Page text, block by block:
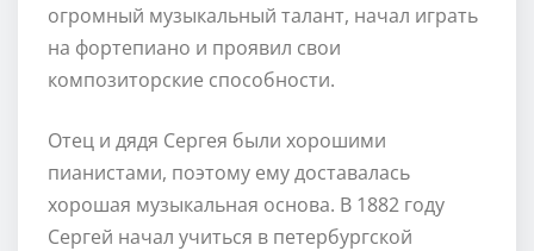
огромный музыкальный талант, начал играть
на фортепиано и проявил свои
композиторские способности.
Отец и дядя Сергея были хорошими
пианистами, поэтому ему доставалась
хорошая музыкальная основа. В 1882 году
Сергей начал учиться в петербургской